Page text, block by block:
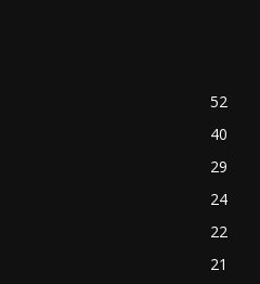
52
40
29
24
22
21